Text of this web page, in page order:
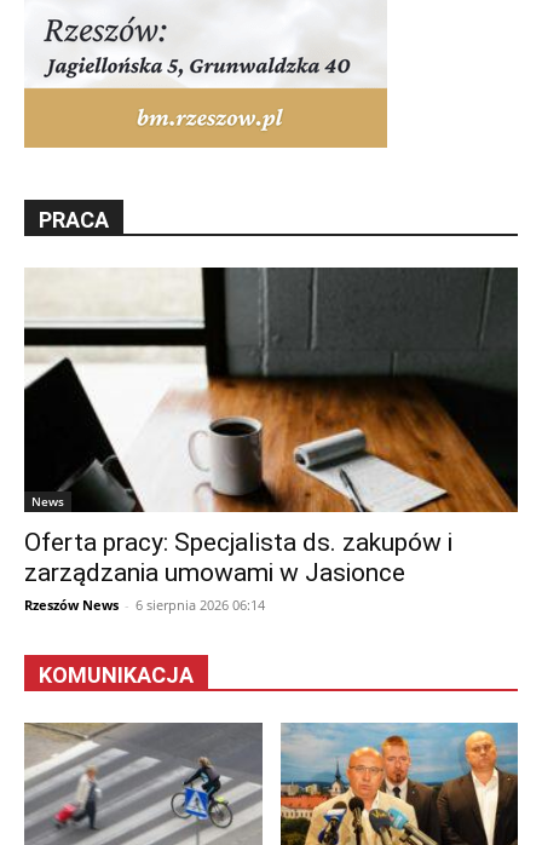
PRACA
News
Oferta pracy: Specjalista ds. zakupów i
zarządzania umowami w Jasionce
Rzeszów News - 6 sierpnia 2026 06:14
KOMUNIKACJA